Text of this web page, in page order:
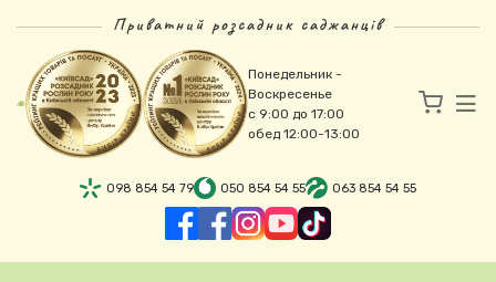
Приватний розсадник саджанців
Понедельник -
Воскресенье
с 9:00 до 17:00
обед 12:00-13:00
098 854 54 79 050 854 54 55 063 854 54 55